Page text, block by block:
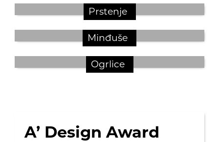
Prstenje
Minđuše
Ogrlice
A’ Design Award